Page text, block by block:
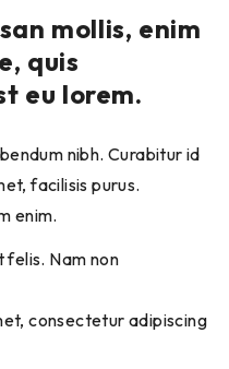
mollis, enim
quis
eu lorem.
nibh. Curabitur id
facilisis purus.
enim.
felis. Nam non
consectetur adipiscing